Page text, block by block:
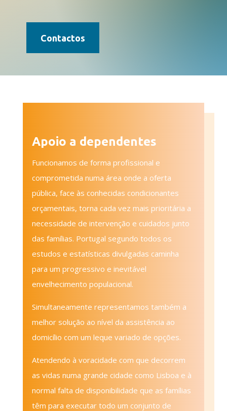
Contactos
Apoio a dependentes
Funcionamos de forma profissional e
comprometida numa área onde a oferta
pública, face às conhecidas condicionantes
orçamentais, torna cada vez mais prioritária a
necessidade de intervenção e cuidados junto
das famílias. Portugal segundo todos os
estudos e estatísticas divulgadas caminha
para um progressivo e inevitável
envelhecimento populacional.
Simultaneamente representamos também a
melhor solução ao nível da assistência ao
domicílio com um leque variado de opções.
Atendendo à voracidade com que decorrem
as vidas numa grande cidade como Lisboa e à
normal falta de disponibilidade que as famílias
têm para executar todo um conjunto de